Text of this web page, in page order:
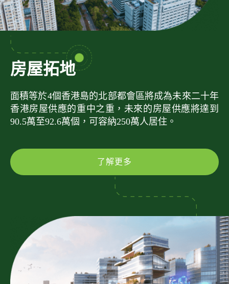
房屋拓地
面積等於4個香港島的北部都會區將成為未來二十年
香港房屋供應的重中之重，未來的房屋供應將達到
90.5萬至92.6萬個，可容納250萬人居住。
了解更多